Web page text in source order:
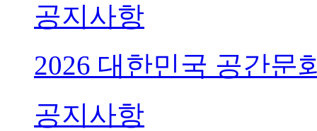
공지사항
2026 대한민국 공간문
공지사항